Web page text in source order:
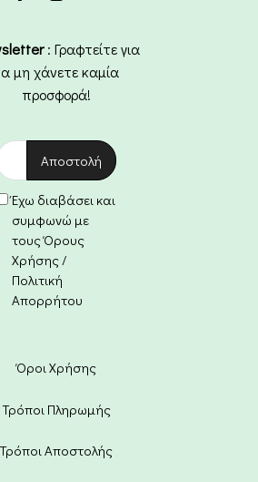
: Γραφτείτε για
μη χάνετε καμία
προσφορά!
Έχω διαβάσει και
συμφωνώ με
τους Όρους
Χρήσης /
Πολιτική
Απορρήτου
Όροι Χρήσης
Τρόποι Πληρωμής
Τρόποι Αποστολής